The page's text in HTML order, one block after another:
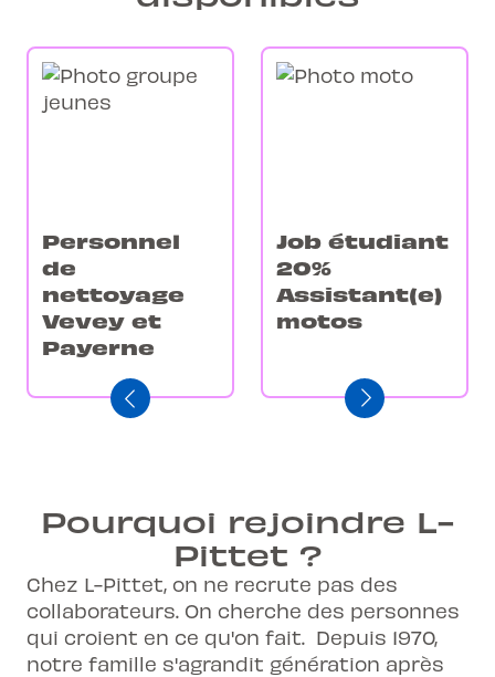
Personnel
de
nettoyage
Vevey et
Payerne
Job étudiant
20%
Assistant(e)
motos
Pourquoi rejoindre L-
Pittet ?
Chez L-Pittet, on ne recrute pas des
collaborateurs. On cherche des personnes
qui croient en ce qu'on fait. Depuis 1970,
notre famille s'agrandit génération après